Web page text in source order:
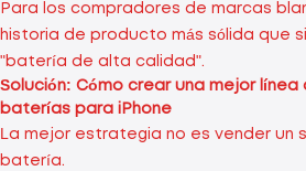
Para los compradores de marcas
historia de producto más sólida que
"batería de alta calidad".
Solución: Cómo crear una mejor
baterías para iPhone
La mejor estrategia no es vender un
batería.